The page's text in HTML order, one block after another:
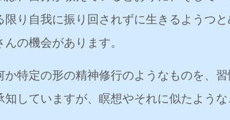
限り自我に振り回されずに生きるようつ
の機会があります。
特定の形の精神修行のようなものを、
知していますが、瞑想やそれに似たよう